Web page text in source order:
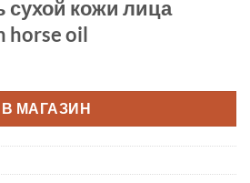
сухой кожи лица
horse oil
В МАГАЗИН